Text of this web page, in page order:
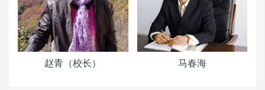
赵青（校长） 马春海